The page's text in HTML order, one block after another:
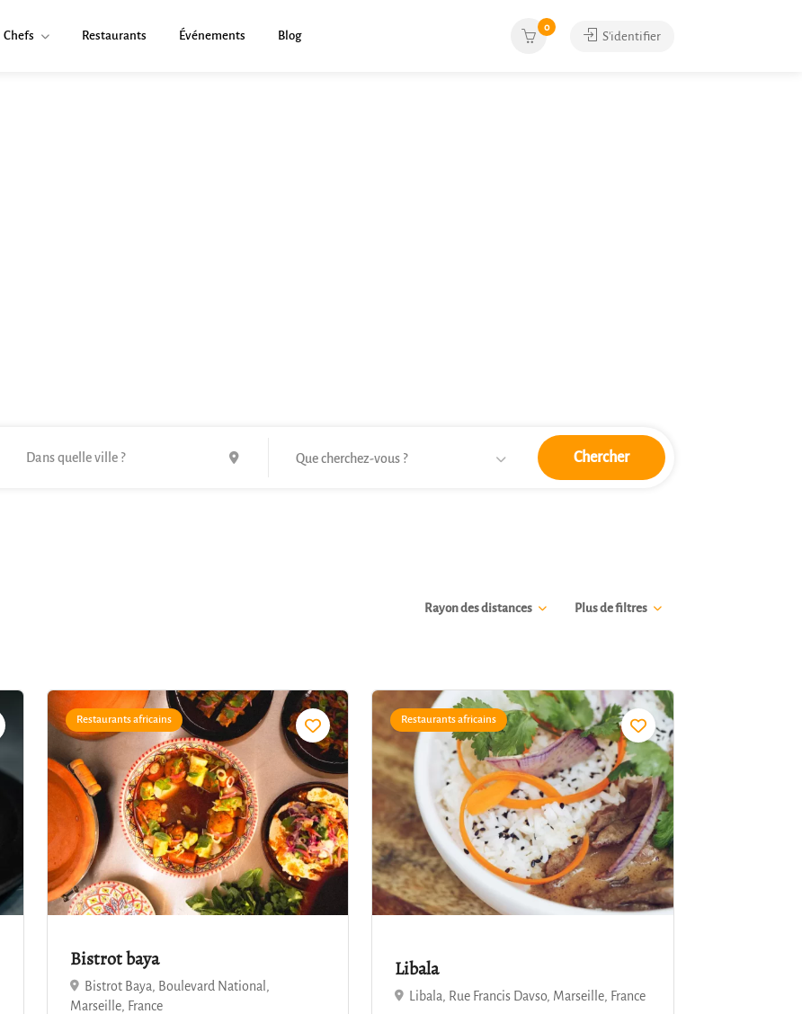
Chefs Restaurants Événements Blog
0
S'identifier
Que cherchez-vous ? Chercher
Plus de filtres
Rayon des distances
Restaurants africains
Bistrot baya
Bistrot Baya, Boulevard National,
Marseille, France
Restaurants africains
Libala
Libala, Rue Francis Davso, Marseille, France